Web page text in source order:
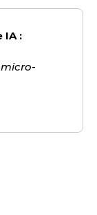
IA :
micro-